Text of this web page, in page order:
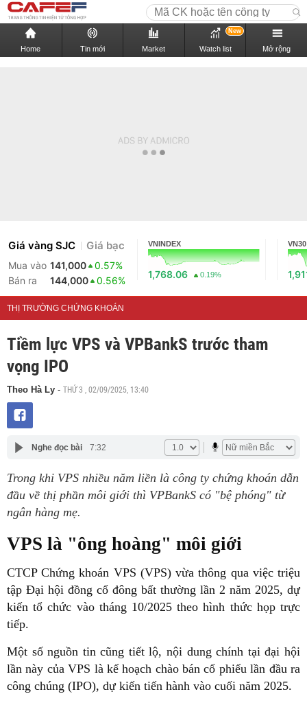
Home Tin mới Market Watch list
New
Mở rộng
Giá vàng SJC Giá bạc
Mua vào 141,000
0.57%
Bán ra
144,000 0.56%
VNINDEX
1,768.06 0.19%
VN30
THỊ TRƯỜNG CHỨNG KHOÁN
Tiềm lực VPS và VPBankS trước tham
vọng IPO
Theo Hà Ly - THỨ 3 , 02/09/2025, 13:40
Nghe đọc bài 7:32
Trong khi VPS nhiều năm liền là công ty chứng khoán dẫn
đầu về thị phần môi giới thì VPBankS có "bệ phóng" từ
ngân hàng mẹ.
VPS là "ông hoàng" môi giới
CTCP Chứng khoán VPS (VPS) vừa thông qua việc triệu
tập Đại hội đồng cổ đông bất thường lần 2 năm 2025, dự
kiến tổ chức vào tháng 10/2025 theo hình thức họp trực
tiếp.
Một số nguồn tin cũng tiết lộ, nội dung chính tại đại hội
lần này của VPS là kế hoạch chào bán cổ phiếu lần đầu ra
công chúng (IPO), dự kiến tiến hành vào cuối năm 2025.